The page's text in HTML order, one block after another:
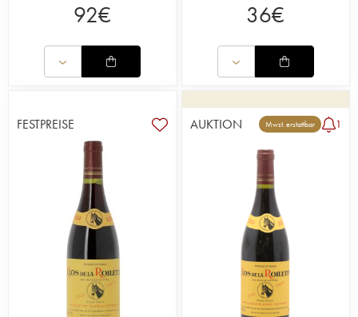
92€ 36€
FESTPREISE AUKTION Mwst. erstattbar 1